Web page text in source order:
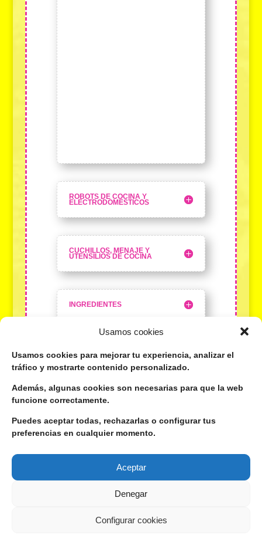
Usamos cookies
Usamos cookies para mejorar tu experiencia, analizar el
tráfico y mostrarte contenido personalizado.
Además, algunas cookies son necesarias para que la web
funcione correctamente.
Puedes aceptar todas, rechazarlas o configurar tus
preferencias en cualquier momento.
Aceptar
Denegar
Configurar cookies
ROBOTS DE COCINA Y
ELECTRODOMÉSTICOS
CUCHILLOS, MENAJE Y
UTENSILIOS DE COCINA
INGREDIENTES
TODO PARA LA
REPOSTERÍA
Si te gusta lo que hago, sígueme por aquí: